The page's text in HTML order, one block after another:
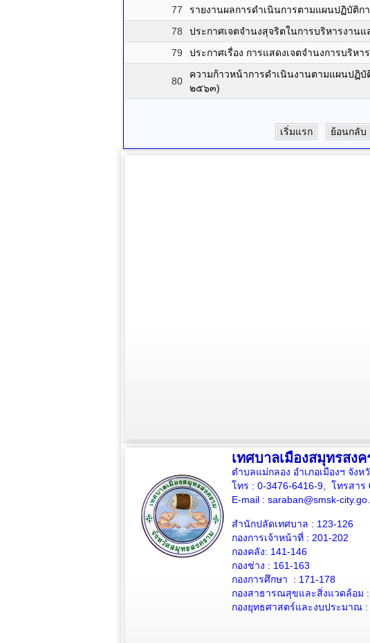
77
รายงานผลการดำเนินการตามแผนปฏิบัติ
78
ประกาศเจตจำนงสุจริตในการบริหารงาน
79
ประกาศเรื่อง การแสดงเจตจำนงการบริห
80
ความก้าวหน้าการดำเนินงานตามแผนปฏิ
๒๕๖๓)
เริ่มแรก
ย้อนกลับ
เทศบาลเมืองสมุทรสงค
ตำบลแม่กลอง อำเภอเมืองฯ จัง
โทร : 0-3476-6416-9, โทรสาร
E-mail : saraban@smsk-
สำนักปลัดเทศบาล : 123-126
กองการเจ้าหน้าที่ : 201-202
กองคลัง: 141-146
กองช่าง : 161-163
กองการศึกษา : 171-178
กองสาธารณสุขและสิ่งแวดล้อม :
กองยุทธศาสตร์และงบประมาณ :